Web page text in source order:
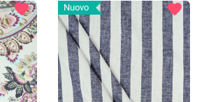
favorite Nuovo favorite